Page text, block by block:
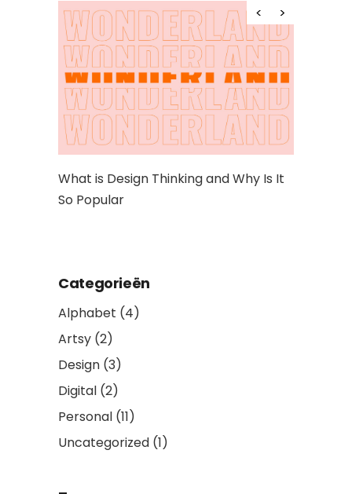
What is Design Thinking and Why Is It
So Popular
Categorieën
Alphabet (4)
Artsy (2)
Design (3)
Digital (2)
Personal (11)
Uncategorized (1)